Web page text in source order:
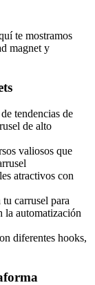
te mostramos
magnet y
tendencias de
de alto
valiosos que
atractivos con
tu carrusel para
la automatización
diferentes hooks,